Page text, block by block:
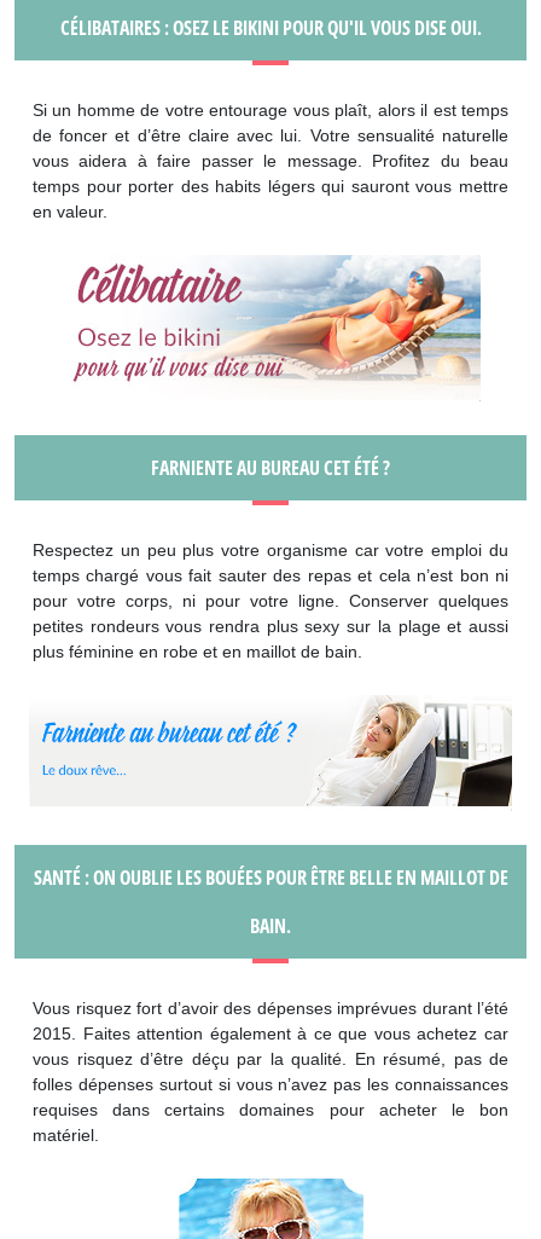
CÉLIBATAIRES : OSEZ LE BIKINI POUR QU'IL VOUS DISE OUI.
Si un homme de votre entourage vous plaît, alors il est temps
de foncer et d’être claire avec lui. Votre sensualité naturelle
vous aidera à faire passer le message. Profitez du beau
temps pour porter des habits légers qui sauront vous mettre
en valeur.
FARNIENTE AU BUREAU CET ÉTÉ ?
Respectez un peu plus votre organisme car votre emploi du
temps chargé vous fait sauter des repas et cela n’est bon ni
pour votre corps, ni pour votre ligne. Conserver quelques
petites rondeurs vous rendra plus sexy sur la plage et aussi
plus féminine en robe et en maillot de bain.
SANTÉ : ON OUBLIE LES BOUÉES POUR ÊTRE BELLE EN MAILLOT DE
BAIN.
Vous risquez fort d’avoir des dépenses imprévues durant l’été
2015. Faites attention également à ce que vous achetez car
vous risquez d’être déçu par la qualité. En résumé, pas de
folles dépenses surtout si vous n’avez pas les connaissances
requises dans certains domaines pour acheter le bon
matériel.